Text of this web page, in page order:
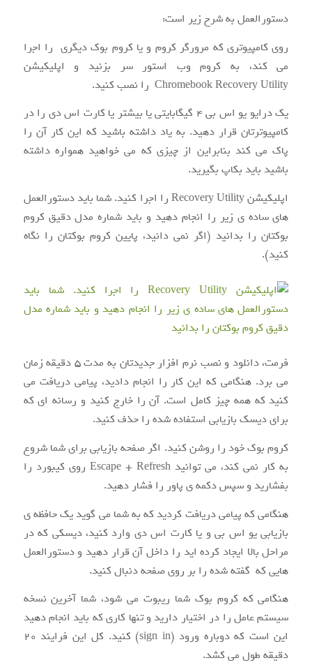
دستورالعمل به شرح زیر است:
روی کامپیوتری که مرورگر کروم و یا کروم بوک دیگری را اجرا
می کند، به کروم وب استور سر بزنید و اپلیکیشن
Chromebook Recovery Utility را نصب کنید.
یک درایو یو اس بی ۴ گیگابایتی یا بیشتر یا کارت اس دی را در
کامپیوترتان قرار دهید. به یاد داشته باشید که این کار آن را
پاک می کند بنابراین از چیزی که می خواهید همواره داشته
باشید باید بکاپ بگیرید.
اپلیکیشن Recovery Utility را اجرا کنید. شما باید دستورالعمل
های ساده ی زیر را انجام دهید و باید شماره مدل دقیق کروم
بوکتان را بدانید (اگر نمی دانید، پایین کروم بوکتان را نگاه
کنید).
فرمت، دانلود و نصب نرم افزار جدیدتان به مدت ۵ دقیقه زمان
می برد. هنگامی که این کار را انجام دادید، پیامی دریافت می
کنید که همه چیز کامل است. آن را خارج کنید و رسانه ای که
برای دیسک بازیابی استفاده شده را حذف کنید.
کروم بوک خود را روشن کنید. اگر صفحه بازیابی برای شما شروع
به کار نمی کند، می توانید Escape + Refresh روی کیبورد را
بفشارید و سپس دکمه ی پاور را فشار دهید.
هنگامی که پیامی دریافت کردید که به شما می گوید یک حافظه ی
بازیابی یو اس بی و یا کارت اس دی وارد کنید، دیسکی که در
مراحل بالا ایجاد کرده اید را داخل آن قرار دهید و دستورالعمل
هایی که گفته شده را بر روی صفحه دنبال کنید.
هنگامی که کروم بوک شما ریبوت می شود، شما آخرین نسخه
سیستم عامل را در اختیار دارید و تنها کاری که باید انجام دهید
این است که دوباره ورود (sign in) کنید. کل این فرایند ۲۰
دقیقه طول می کشد.